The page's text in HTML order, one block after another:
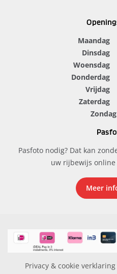
Maandag
Dinsdag
Woensdag
Donderdag
Vrijdag
Zaterdag
Zondag
Pasfoto nodig? Dat kan
uw rijbewijs online
Meer
Privacy & cookie verklaring